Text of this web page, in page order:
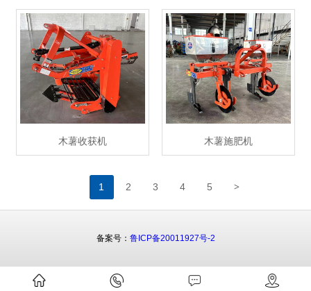
木薯收获机 木薯施肥机
1 2 3 4 5 >
备案号： 鲁ICP备20011927号-2